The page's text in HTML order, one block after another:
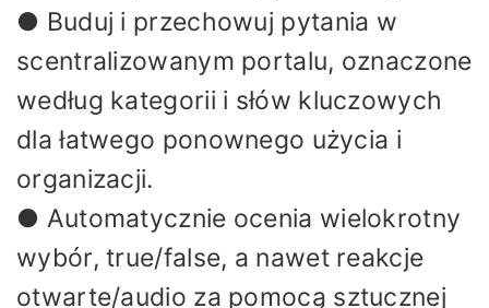
● Buduj i przechowuj pytania w
scentralizowanym portalu, oznaczone
według kategorii i słów kluczowych
dla łatwego ponownego użycia i
organizacji.
● Automatycznie ocenia wielokrotny
wybór, true/false, a nawet reakcje
otwarte/audio za pomocą sztucznej